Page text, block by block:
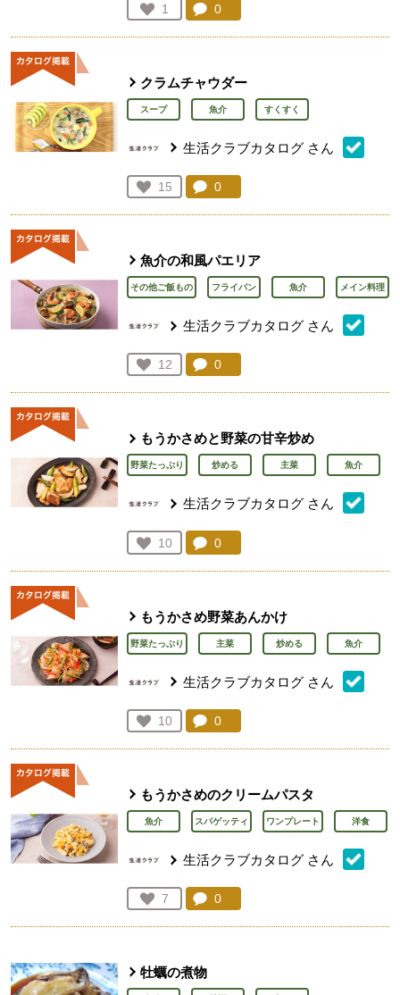
お気に入り登録：
1
人が登録
コメント：
0
クラムチャウダー
スープ 魚介 すくすく
生活クラブカタログ さん
お気に入り登録：
15
人が登録
コメント：
0
魚介の和風パエリア
その他ご飯もの フライパン 魚介 メイン料理
生活クラブカタログ さん
お気に入り登録：
12
人が登録
コメント：
0
もうかさめと野菜の甘辛炒め
野菜たっぷり 炒める 主菜 魚介
生活クラブカタログ さん
お気に入り登録：
10
人が登録
コメント：
0
もうかさめ野菜あんかけ
野菜たっぷり 主菜 炒める 魚介
生活クラブカタログ さん
お気に入り登録：
10
人が登録
コメント：
0
もうかさめのクリームパスタ
魚介 スパゲッティ ワンプレート 洋食
生活クラブカタログ さん
お気に入り登録：
7
人が登録
コメント：
0
牡蠣の煮物